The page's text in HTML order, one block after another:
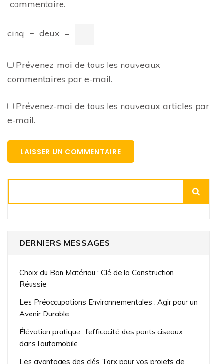
commentaire.
cinq − deux =
Prévenez-moi de tous les nouveaux
commentaires par e-mail.
Prévenez-moi de tous les nouveaux articles par
e-mail.
DERNIERS MESSAGES
Choix du Bon Matériau : Clé de la Construction
Réussie
Les Préoccupations Environnementales : Agir pour un
Avenir Durable
Élévation pratique : l’efficacité des ponts ciseaux
dans l’automobile
Les avantages des clés Torx pour vos projets de